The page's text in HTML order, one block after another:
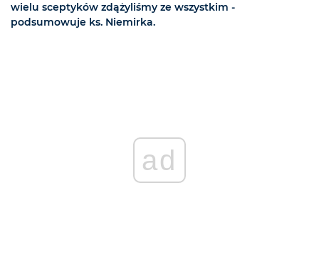
wielu sceptyków zdążyliśmy ze wszystkim -
podsumowuje ks. Niemirka.
ad